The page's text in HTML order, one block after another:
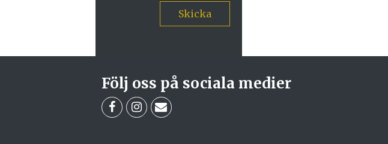
Skicka
Följ oss på sociala medier